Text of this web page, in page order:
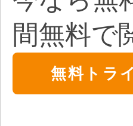
間無料で
無料トラ